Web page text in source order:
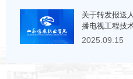
关于转发报送
播电视工程技
料的通知
2025.09.15